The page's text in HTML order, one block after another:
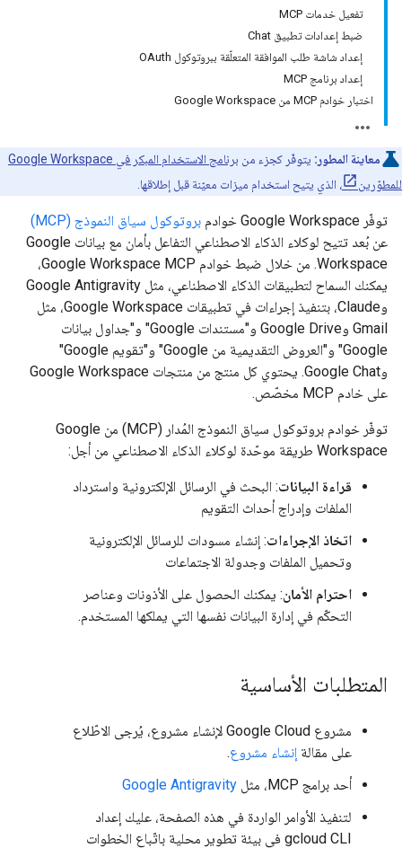
تفعيل خدمات MCP
ضبط إعدادات تطبيق Chat
إعداد شاشة طلب الموافقة المتعلّقة ببروتوكول OAuth
إعداد برنامج MCP
اختبار خوادم MCP من Google Workspace
معاينة المطور: يتوفّر كجزء من
برنامج الاستخدام المبكر في Google Workspace
للمطوّرين
، الذي يتيح استخدام ميزات معيّنة قبل إطلاقها.
توفّر Google Workspace خوادم
بروتوكول سياق النموذج (MCP)
عن بُعد تتيح لوكلاء الذكاء الاصطناعي التفاعل بأمان مع بيانات Google
Workspace. من خلال ضبط خوادم Google Workspace MCP،
يمكنك السماح لتطبيقات الذكاء الاصطناعي، مثل Google Antigravity
وClaude، بتنفيذ إجراءات في تطبيقات Google Workspace، مثل
Gmail وGoogle Drive و"مستندات Google" و"جداول بيانات
Google" و"العروض التقديمية من Google" و"تقويم Google"
وGoogle Chat. يحتوي كل منتج من منتجات Google Workspace
على خادم MCP مخصّص.
توفّر خوادم بروتوكول سياق النموذج المُدار (MCP) من Google
Workspace طريقة موحّدة لوكلاء الذكاء الاصطناعي من أجل:
قراءة البيانات: البحث في الرسائل الإلكترونية واسترداد
الملفات وإدراج أحداث التقويم
اتخاذ الإجراءات: إنشاء مسودات للرسائل الإلكترونية
وتحميل الملفات وجدولة الاجتماعات
احترام الأمان: يمكنك الحصول على الأذونات وعناصر
التحكّم في إدارة البيانات نفسها التي يملكها المستخدم.
المتطلبات الأساسية
مشروع Google Cloud لإنشاء مشروع، يُرجى الاطّلاع
على مقالة إنشاء مشروع.
أحد برامج MCP، مثل
Google Antigravity
لتنفيذ الأوامر الواردة في هذه الصفحة، عليك إعداد
gcloud CLI في بيئة تطوير محلية باتّباع الخطوات